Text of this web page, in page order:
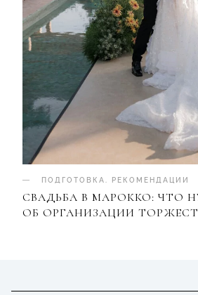
ПОДГОТОВКА РЕКОМЕНДАЦИИ
СВАДЬБА В МАРОККО: ЧТО
ОБ ОРГАНИЗАЦИИ